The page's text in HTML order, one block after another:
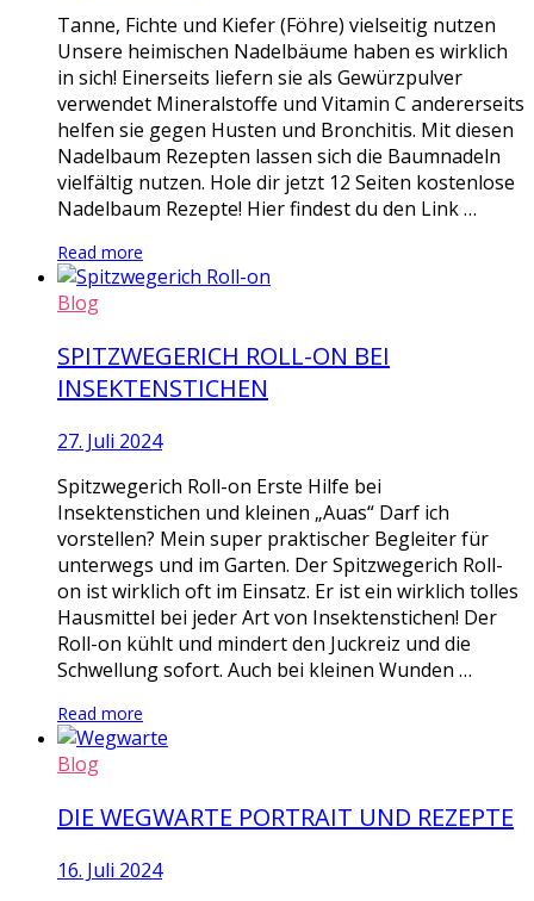
Tanne, Fichte und Kiefer (Föhre) vielseitig nutzen
Unsere heimischen Nadelbäume haben es wirklich
in sich! Einerseits liefern sie als Gewürzpulver
verwendet Mineralstoffe und Vitamin C andererseits
helfen sie gegen Husten und Bronchitis. Mit diesen
Nadelbaum Rezepten lassen sich die Baumnadeln
vielfältig nutzen. Hole dir jetzt 12 Seiten kostenlose
Nadelbaum Rezepte! Hier findest du den Link …
Read more
Blog
SPITZWEGERICH ROLL-ON BEI
INSEKTENSTICHEN
27. Juli 2024
Spitzwegerich Roll-on Erste Hilfe bei
Insektenstichen und kleinen „Auas“ Darf ich
vorstellen? Mein super praktischer Begleiter für
unterwegs und im Garten. Der Spitzwegerich Roll-
on ist wirklich oft im Einsatz. Er ist ein wirklich tolles
Hausmittel bei jeder Art von Insektenstichen! Der
Roll-on kühlt und mindert den Juckreiz und die
Schwellung sofort. Auch bei kleinen Wunden …
Read more
Blog
DIE WEGWARTE PORTRAIT UND REZEPTE
16. Juli 2024